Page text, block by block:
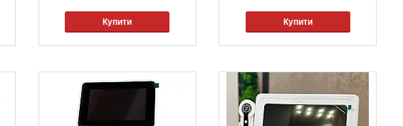
Купити Купити